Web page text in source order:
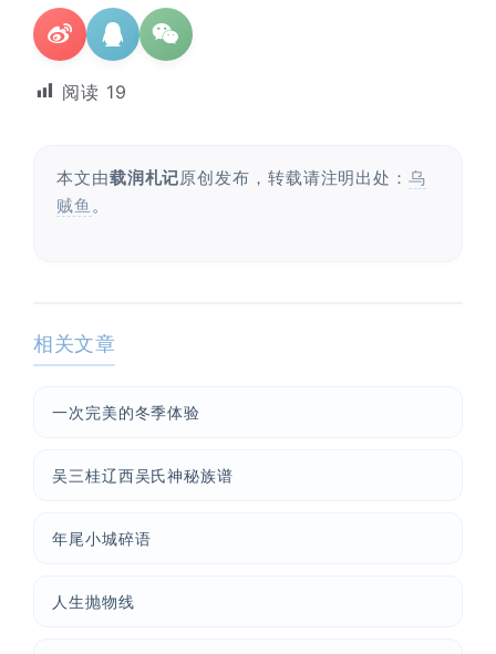
阅读 19
本文由载润札记原创发布，转载请注明出处：乌
贼鱼 。
相关文章
一次完美的冬季体验
吴三桂辽西吴氏神秘族谱
年尾小城碎语
人生抛物线